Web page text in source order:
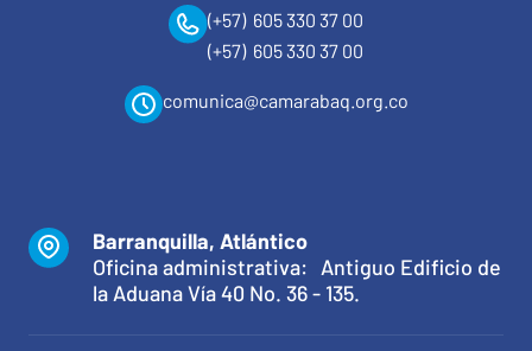
(+57) 605 330 37 00
(+57) 605 330 37 00
comunica@camarabaq.org.co
Barranquilla, Atlántico
Oficina administrativa: Antiguo Edificio de
la Aduana Vía 40 No. 36 - 135.